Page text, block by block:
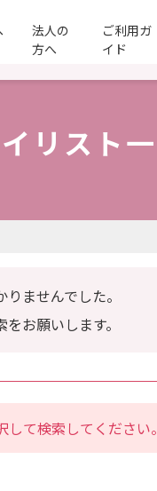
法人の
方へ
ご利用ガ
イド
リスト
ませんでした。
お願いします。
て検索してください